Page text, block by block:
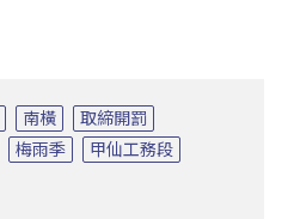
南橫
取締開罰
梅雨季
甲仙工務段